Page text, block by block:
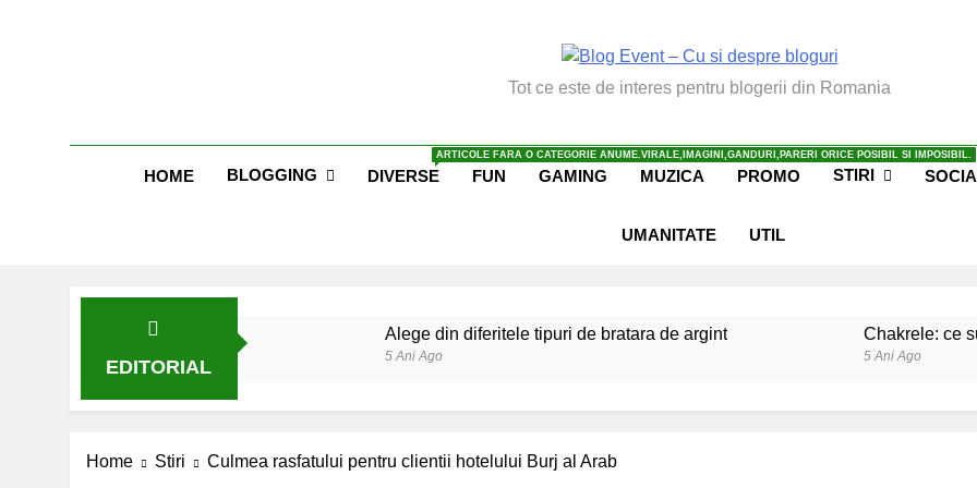
Blog Event – Cu Si Despre
Tot ce este de interes pentru blogerii din Romania
HOME BLOGGING DIVERSE
ARTICOLE FARA O CATEGORIE ANUME.VIRALE,IMAGINI,GANDURI,PARERI ORICE POSIBIL SI IMPOSIBIL.
FUN GAMING MUZICA PROMO STIRI
UMANITATE UTIL
EDITORIAL
Alege din diferitele tipuri de bratara de argint
5 Ani Ago
Chakrele: ce
5 Ani Ago
6 Ani Ago 6 Ani Ago
6 Ani Ago
Home Stiri Culmea rasfatului pentru clientii hotelului Burj al Arab